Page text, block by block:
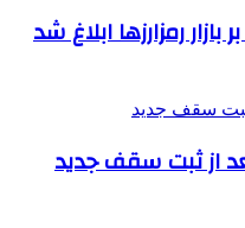
رمزارزها ابلاغ شد
از ثبت سقف جدید